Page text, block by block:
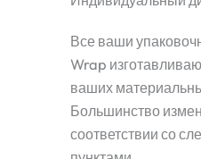
Все ваши
Wrap
ваших
Большинство
соответствии со